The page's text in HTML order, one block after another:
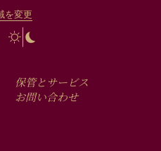
を変更
保管とサービス
お問い合わせ